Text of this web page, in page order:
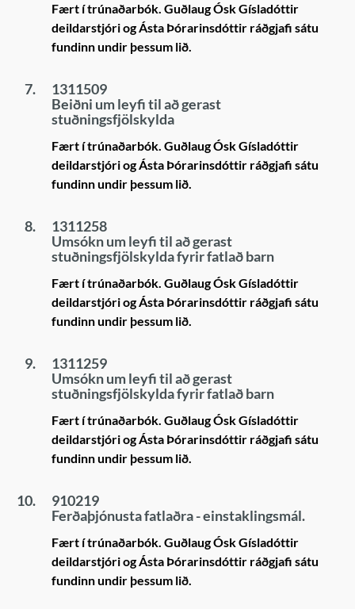
Fært í trúnaðarbók. Guðlaug Ósk Gísladóttir
deildarstjóri og Ásta Þórarinsdóttir ráðgjafi sátu
fundinn undir þessum lið.
7.
1311509
Beiðni um leyfi til að gerast
stuðningsfjölskylda
Fært í trúnaðarbók. Guðlaug Ósk Gísladóttir
deildarstjóri og Ásta Þórarinsdóttir ráðgjafi sátu
fundinn undir þessum lið.
8.
1311258
Umsókn um leyfi til að gerast
stuðningsfjölskylda fyrir fatlað barn
Fært í trúnaðarbók. Guðlaug Ósk Gísladóttir
deildarstjóri og Ásta Þórarinsdóttir ráðgjafi sátu
fundinn undir þessum lið.
9.
1311259
Umsókn um leyfi til að gerast
stuðningsfjölskylda fyrir fatlað barn
Fært í trúnaðarbók. Guðlaug Ósk Gísladóttir
deildarstjóri og Ásta Þórarinsdóttir ráðgjafi sátu
fundinn undir þessum lið.
10.
910219
Ferðaþjónusta fatlaðra - einstaklingsmál.
Fært í trúnaðarbók. Guðlaug Ósk Gísladóttir
deildarstjóri og Ásta Þórarinsdóttir ráðgjafi sátu
fundinn undir þessum lið.